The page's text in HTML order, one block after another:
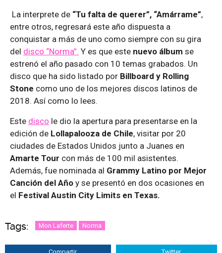
La interprete de “Tu falta de querer”, “Amárrame”,
entre otros, regresará este año dispuesta a
conquistar a más de uno como siempre con su gira
del disco “Norma”. Y es que este nuevo álbum se
estrenó el año pasado con 10 temas grabados. Un
disco que ha sido listado por Billboard y Rolling
Stone como uno de los mejores discos latinos de
2018. Así como lo lees.
Este disco le dio la apertura para presentarse en la
edición de Lollapalooza de Chile, visitar por 20
ciudades de Estados Unidos junto a Juanes en
Amarte Tour con más de 100 mil asistentes.
Además, fue nominada al Grammy Latino por Mejor
Canción del Año y se presentó en dos ocasiones en
el Festival Austin City Limits en Texas.
Tags: Mon Laferte Norma